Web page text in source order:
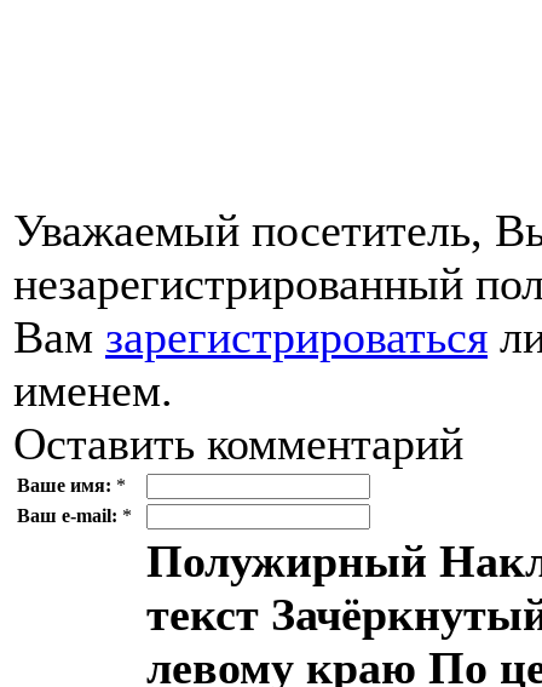
Уважаемый посетитель,
незарегистрированный
Вам зарегистрироваться
именем.
Оставить комментарий
Ваше имя: *
Ваш e-mail: *
Полужирный
текст
левому краю По